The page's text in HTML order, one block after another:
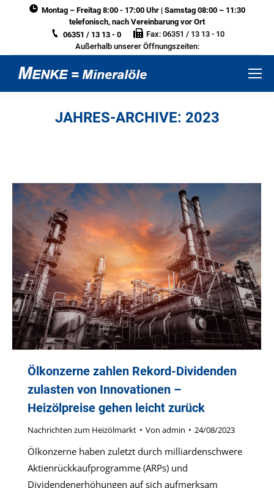
Montag – Freitag 8:00 - 17:00 Uhr | Samstag 08:00 – 11:30
telefonisch, nach Vereinbarung vor Ort
06351 / 13 13 - 0
Fax: 06351 / 13 13 - 10
Außerhalb unserer Öffnungszeiten:
JAHRES-ARCHIVE: 2023
Ölkonzerne zahlen Rekord-Dividenden
zulasten von Innovationen –
Heizölpreise gehen leicht zurück
Nachrichten zum Heizölmarkt Von admin 24/08/2023
Ölkonzerne haben zuletzt durch milliardenschwere
Aktienrückkaufprogramme (ARPs) und
Dividendenerhöhungen auf sich aufmerksam